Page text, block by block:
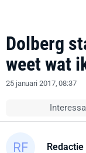
Dolberg
weet wat
25 januari 2017, 08:37
Redactie